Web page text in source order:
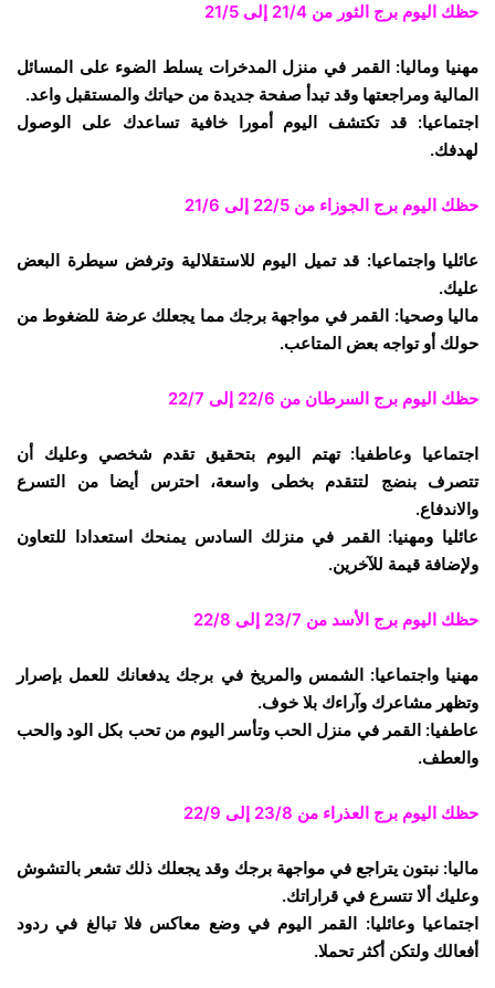
حظك اليوم برج الثور من 21/4 إلى 21/5
مهنيا وماليا: القمر في منزل المدخرات يسلط الضوء على المسائل
المالية ومراجعتها وقد تبدأ صفحة جديدة من حياتك والمستقبل واعد.
اجتماعيا: قد تكتشف اليوم أمورا خافية تساعدك على الوصول
لهدفك.
حظك اليوم برج الجوزاء من 22/5 إلى 21/6
عائليا واجتماعيا: قد تميل اليوم للاستقلالية وترفض سيطرة البعض
عليك.
ماليا وصحيا: القمر في مواجهة برجك مما يجعلك عرضة للضغوط من
حولك أو تواجه بعض المتاعب.
حظك اليوم برج السرطان من 22/6 إلى 22/7
اجتماعيا وعاطفيا: تهتم اليوم بتحقيق تقدم شخصي وعليك أن
تتصرف بنضج لتتقدم بخطى واسعة، احترس أيضا من التسرع
والاندفاع.
عائليا ومهنيا: القمر في منزلك السادس يمنحك استعدادا للتعاون
ولإضافة قيمة للآخرين.
حظك اليوم برج الأسد من 23/7 إلى 22/8
مهنيا واجتماعيا: الشمس والمريخ في برجك يدفعانك للعمل بإصرار
وتظهر مشاعرك وآراءك بلا خوف.
عاطفيا: القمر في منزل الحب وتأسر اليوم من تحب بكل الود والحب
والعطف.
حظك اليوم برج العذراء من 23/8 إلى 22/9
ماليا: نبتون يتراجع في مواجهة برجك وقد يجعلك ذلك تشعر بالتشوش
وعليك ألا تتسرع في قراراتك.
اجتماعيا وعائليا: القمر اليوم في وضع معاكس فلا تبالغ في ردود
أفعالك ولتكن أكثر تحملا.